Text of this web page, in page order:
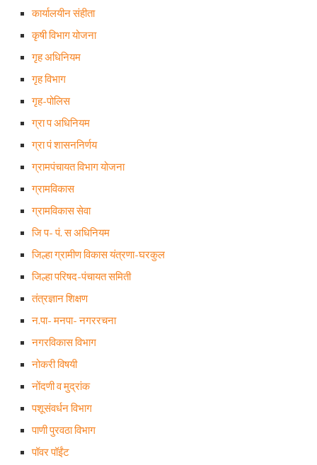
कार्यालयीन संहीता
कृषी विभाग योजना
गृह अधिनियम
गृह विभाग
गृह-पोलिस
ग्रा प अधिनियम
ग्रा पं शासननिर्णय
ग्रामपंचायत विभाग योजना
ग्रामविकास
ग्रामविकास सेवा
जि प- पं. स अधिनियम
जिल्हा ग्रामीण विकास यंत्रणा-घरकुल
जिल्हा परिषद-पंचायत समिती
तंत्रज्ञान शिक्षण
न.पा- मनपा- नगररचना
नगरविकास विभाग
नोकरी विषयी
नोंदणी व मुद्रांक
पशूसंवर्धन विभाग
पाणी पुरवठा विभाग
पॉवर पॉईंट